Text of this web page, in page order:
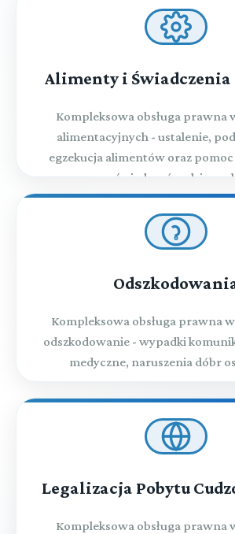
Alimenty i Świadczenia
Kompleksowa obsługa prawna
alimentacyjnych - ustalenie,
egzekucja alimentów oraz
świadczeń rodzinnych
Kompleksowa obsługa prawna
odszkodowanie - wypadki
medyczne, naruszenia dóbr
Legalizacja Pobytu
Kompleksowa obsługa prawna